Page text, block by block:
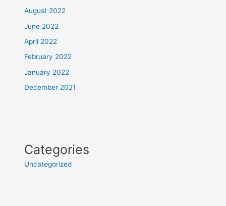
August 2022
June 2022
April 2022
February 2022
January 2022
December 2021
Categories
Uncategorized